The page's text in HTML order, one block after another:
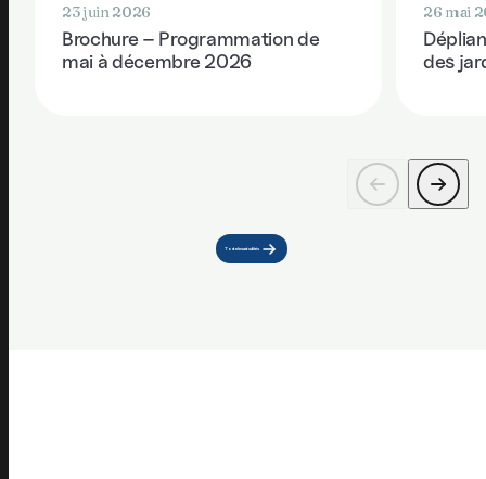
23 juin 2026
Brochure – Programmation de
mai à décembre 2026
26 mai
des
Toute les actualités